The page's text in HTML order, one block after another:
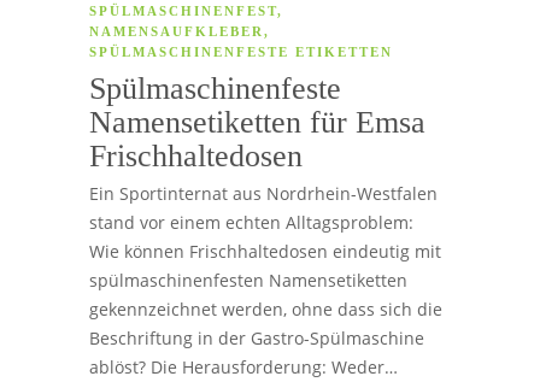
SPÜLMASCHINENFEST,
NAMENSAUFKLEBER ,
SPÜLMASCHINENFESTE ETIKETTEN
Spülmaschinenfeste
Namensetiketten für Emsa
Frischhaltedosen
Ein Sportinternat aus Nordrhein-Westfalen
stand vor einem echten Alltagsproblem:
Wie können Frischhaltedosen eindeutig mit
spülmaschinenfesten Namensetiketten
gekennzeichnet werden, ohne dass sich die
Beschriftung in der Gastro-Spülmaschine
ablöst? Die Herausforderung: Weder…